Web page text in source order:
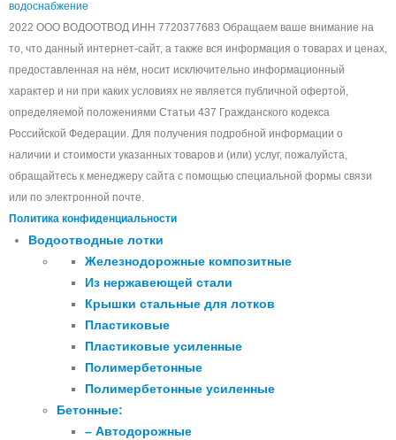
2022 ООО ВОДООТВОД ИНН 7720377683 Обращаем ваше внимание на
то, что данный интернет-сайт, а также вся информация о товарах и ценах,
предоставленная на нём, носит исключительно информационный
характер и ни при каких условиях не является публичной офертой,
определяемой положениями Статьи 437 Гражданского кодекса
Российской Федерации. Для получения подробной информации о
наличии и стоимости указанных товаров и (или) услуг, пожалуйста,
обращайтесь к менеджеру сайта с помощью специальной формы связи
или по электронной почте.
Политика конфиденциальности
Водоотводные лотки
Железнодорожные композитные
Из нержавеющей стали
Крышки стальные для лотков
Пластиковые
Пластиковые усиленные
Полимербетонные
Полимербетонные усиленные
Бетонные:
– Автодорожные